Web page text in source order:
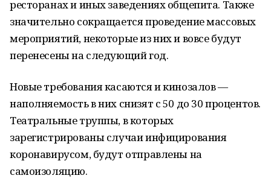
ресторанах и иных заведениях общепита. Также
значительно сокращается проведение массовых
мероприятий, некоторые из них и вовсе будут
перенесены на следующий год.
Новые требования касаются и кинозалов —
наполняемость в них снизят с 50 до 30 процентов.
Театральные труппы, в которых
зарегистрированы случаи инфицирования
коронавирусом, будут отправлены на
самоизоляцию.